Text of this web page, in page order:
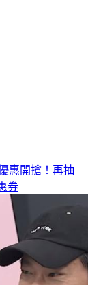
惠開搶！再抽
券